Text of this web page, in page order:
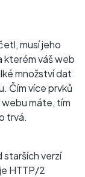
musí jeho
kterém váš web
množství dat
Čím více prvků
máte, tím
trvá.
starších verzí
HTTP/2